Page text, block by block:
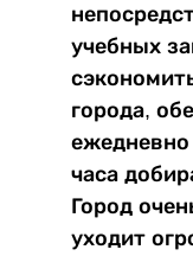
учебных
города,
часа
Город
уходит